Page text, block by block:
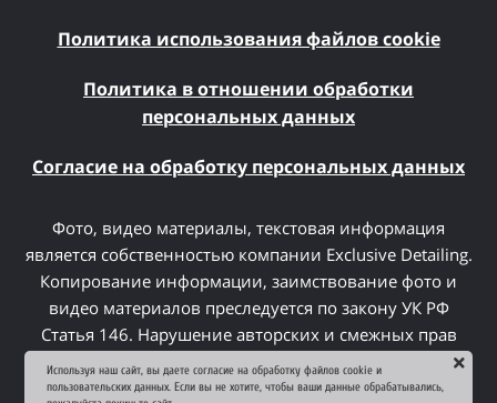
Политика использования файлов cookie
Политика в отношении обработки
персональных данных
Согласие на обработку персональных данных
Фото, видео материалы, текстовая информация
является собственностью компании Exclusive Detailing.
Копирование информации, заимствование фото и
видео материалов преследуется по закону УК РФ
Статья 146. Нарушение авторских и смежных прав
Используя наш сайт, вы даете согласие на обработку файлов cookie и
пользовательских данных. Если вы не хотите, чтобы ваши данные обрабатывались,